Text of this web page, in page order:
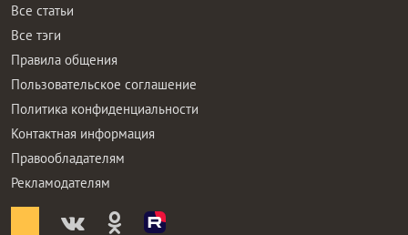
Все статьи
Все тэги
Правила общения
Пользовательское соглашение
Политика конфиденциальности
Контактная информация
Правообладателям
Рекламодателям